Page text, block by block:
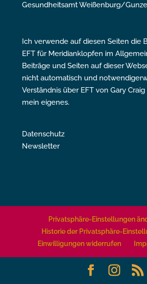
Gesundheitsamt Weißenburg/
Ich verwende auf diesen Seiten die
EFT für Meridianklopfen im
Beiträge und Seiten auf dieser
nicht automatisch und
Verständnis über EFT von Gary Craig
mein eigenes.
Datenschutz
Newsletter
Privatsphäre-Einstellungen
Historie der Privatsphäre-
Einwilligungen widerrufen